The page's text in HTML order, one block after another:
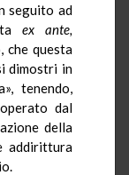
seguito ad
ex ante,
che questa
dimostri in
tenendo,
dal
della
addirittura